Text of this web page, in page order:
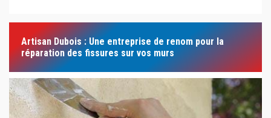
Artisan Dubois : Une entreprise de renom pour la
réparation des fissures sur vos murs